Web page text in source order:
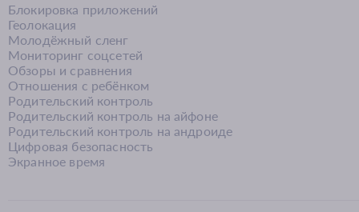
Блокировка приложений
Геолокация
Молодёжный сленг
Мониторинг соцсетей
Обзоры и сравнения
Отношения с ребёнком
Родительский контроль
Родительский контроль на айфоне
Родительский контроль на андроиде
Цифровая безопасность
Экранное время